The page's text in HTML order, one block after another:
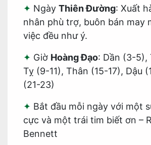
Ngày Thiên Đường: Xuất
nhân phù trợ, buôn bán may
việc đều như ý.
Giờ Hoàng Đạo: Dần (3-5),
Tỵ (9-11), Thân (15-17), Dậu
(21-23)
Bắt đầu mỗi ngày với một
cực và một trái tim biết ơn –
Bennett